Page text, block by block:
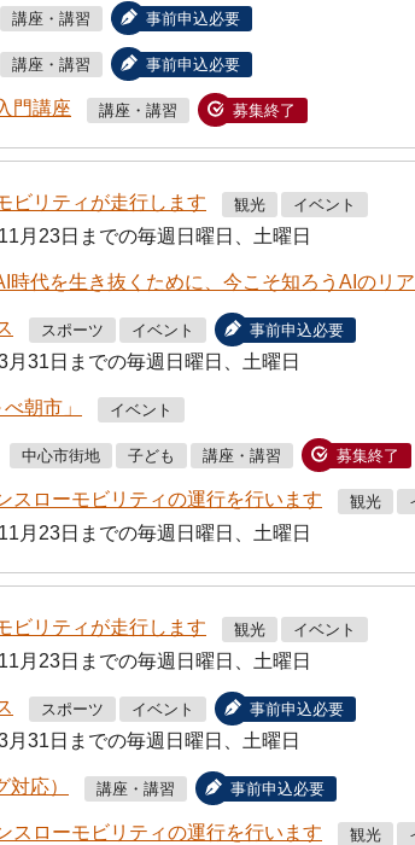
講座・講習 事前申込必要
講座・講習 事前申込必要
門講座 講座・講習 募集終了
ビリティが走行します 観光 イベント
月23日までの毎週日曜日、土曜日
代を生き抜くために、今こそ知ろうAIのリ
スポーツ イベント 事前申込必要
31日までの毎週日曜日、土曜日
朝市」 イベント
中心市街地 子ども 講座・講習 募集終了
ーモビリティの運行を行います 観光
月23日までの毎週日曜日、土曜日
ビリティが走行します 観光 イベント
月23日までの毎週日曜日、土曜日
スポーツ イベント 事前申込必要
31日までの毎週日曜日、土曜日
応） 講座・講習 事前申込必要
ーモビリティの運行を行います 観光